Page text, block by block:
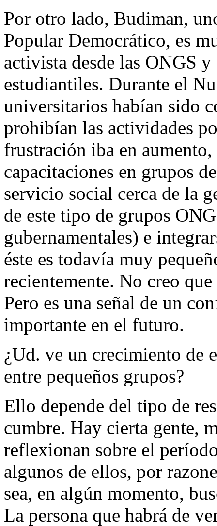
Por otro lado, Budiman,
Popular Democrático, es
activista desde las ONGS
estudiantiles. Durante el
universitarios habían sido
prohibían las actividades
frustración iba en
capacitaciones en grupos
servicio social cerca de la
de este tipo de grupos
gubernamentales) e
éste es todavía muy
recientemente. No creo
Pero es una señal de un
importante en el futuro.
¿Ud. ve un crecimiento de
entre pequeños grupos?
Ello depende del tipo de
cumbre. Hay cierta gente,
reflexionan sobre el
algunos de ellos, por
sea, en algún momento,
La persona que habrá de